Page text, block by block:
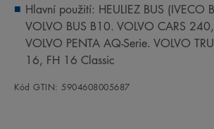
Hlavní použití: HEULIEZ BUS (IVECO
VOLVO BUS B10. VOLVO CARS
VOLVO PENTA AQ-Serie. VOLVO
16, FH 16 Classic
Kód GTIN: 5904608005687